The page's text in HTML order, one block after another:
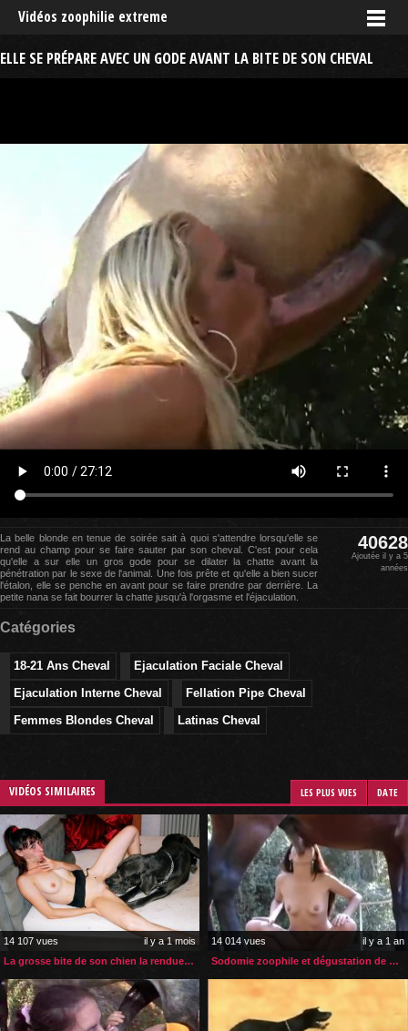
Vidéos zoophilie extreme
ELLE SE PRÉPARE AVEC UN GODE AVANT LA BITE DE SON CHEVAL
La belle blonde en tenue de soirée sait à quoi s'attendre lorsqu'elle se
rend au champ pour se faire sauter par son cheval. C'est pour cela
qu'elle a sur elle un gros gode pour se dilater la chatte avant la
pénétration par le sexe de l'animal. Une fois prête et qu'elle a bien sucer
l'étalon, elle se penche en avant pour se faire prendre par derrière. La
petite nana se fait bourrer la chatte jusqu'à l'orgasme et l'éjaculation.
40628
Ajoutée il y a 5
années
Catégories
18-21 Ans Cheval
Ejaculation Faciale Cheval
Ejaculation Interne Cheval
Fellation Pipe Cheval
Femmes Blondes Cheval
Latinas Cheval
VIDÉOS SIMILAIRES LES PLUS VUES DATE
14 107 vues
il y a 1 mois
La grosse bite de son chien la rendue zoophile
14 014 vues
il y a 1 an
Sodomie zoophile et dégustation de sperme de cheval